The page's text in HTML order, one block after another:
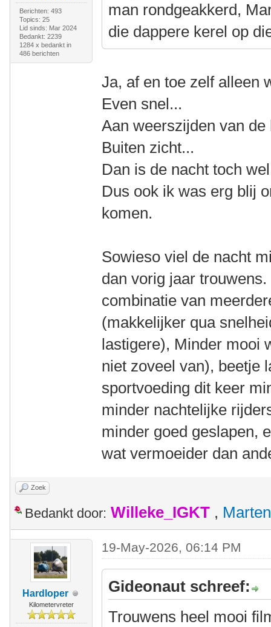
Berichten: 493
Topics: 25
Lid sinds: Mar 2024
Bedankt: 2239
1284 x bedankt in
486 berichten
man rondgeakkerd,
die dappere kerel op
Ja, af en toe zelf alleen
Even snel...
Aan weerszijden van de
Buiten zicht...
Dan is de nacht toch
Dus ook ik was erg blij
komen.
Sowieso viel de nacht
dan vorig jaar
combinatie van
(makkelijker qua
lastigere), Minder mooi
niet zoveel van), beetje
sportvoeding dit keer
minder nachtelijke
minder goed geslapen,
wat vermoeider dan
Zoek
Bedankt door: Willeke_IGKT , Marten
Hardloper
Kilometervreter
19-May-2026, 06:14 PM
Gideonaut schreef:
Trouwens heel mooi